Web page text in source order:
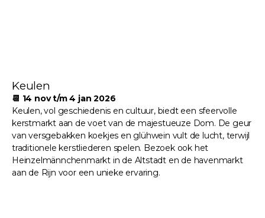
Keulen
📆 14 nov t/m 4 jan 2026
Keulen, vol geschiedenis en cultuur, biedt een sfeervolle
kerstmarkt aan de voet van de majestueuze Dom. De geur
van versgebakken koekjes en glühwein vult de lucht, terwijl
traditionele kerstliederen spelen. Bezoek ook het
Heinzelmännchenmarkt in de Altstadt en de havenmarkt
aan de Rijn voor een unieke ervaring.